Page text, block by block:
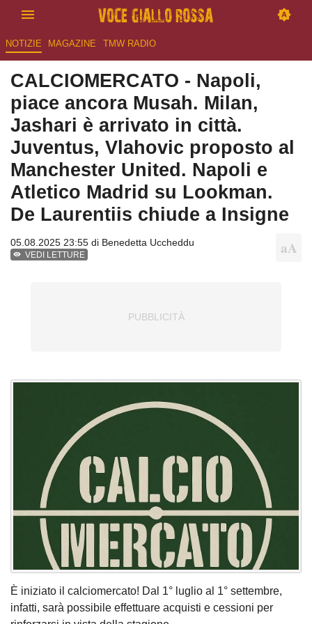
NOTIZIE MAGAZINE TMW RADIO
CALCIOMERCATO - Napoli,
piace ancora Musah. Milan,
Jashari è arrivato in città.
Juventus, Vlahovic proposto al
Manchester United. Napoli e
Atletico Madrid su Lookman.
De Laurentiis chiude a Insigne
05.08.2025 23:55 di Benedetta Uccheddu
VEDI LETTURE
È iniziato il calciomercato! Dal 1° luglio al 1° settembre,
infatti, sarà possibile effettuare acquisti e cessioni per